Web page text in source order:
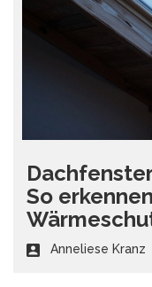
So
Anneliese Kranz